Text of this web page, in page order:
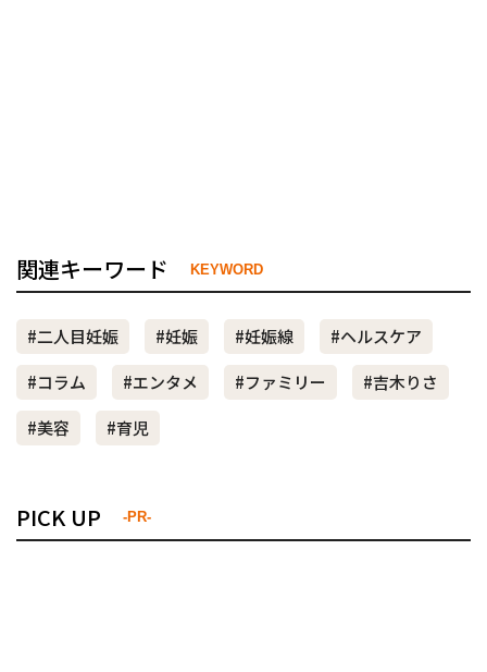
関連キーワード KEYWORD
#二人目妊娠 #妊娠 #妊娠線
#ヘルスケア
#コラム
#エンタメ #ファミリー
#吉木りさ
#美容
#育児
PICK UP -PR-